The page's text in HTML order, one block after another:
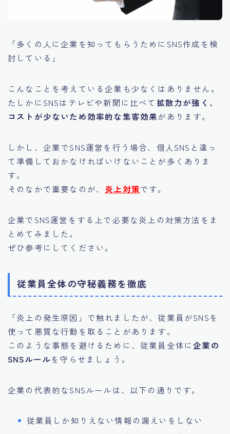
「多くの人に企業を知ってもらうためにSNS作成を検
討している」
こんなことを考えている企業も少なくはありません。
たしかにSNSはテレビや新聞に比べて 拡散力が強く、
コストが少ないため効率的な集客効果があります。
しかし、企業でSNS運営を行う場合、個人SNSと違っ
て準備しておかなければいけないことが多くありま
す。
そのなかで重要なのが、 炎上対策です。
企業でSNS運営をする上で必要な炎上の対策方法をま
とめてみました。
ぜひ参考にしてください。
従業員全体の守秘義務を徹底
「炎上の発生原因」で触れましたが、従業員がSNSを
使って悪質な行動を取ることがあります。
このような事態を避けるために、従業員全体に企業の
SNSルールを守らせましょう。
企業の代表的なSNSルールは、以下の通りです。
従業員しか知りえない情報の漏えいをしない